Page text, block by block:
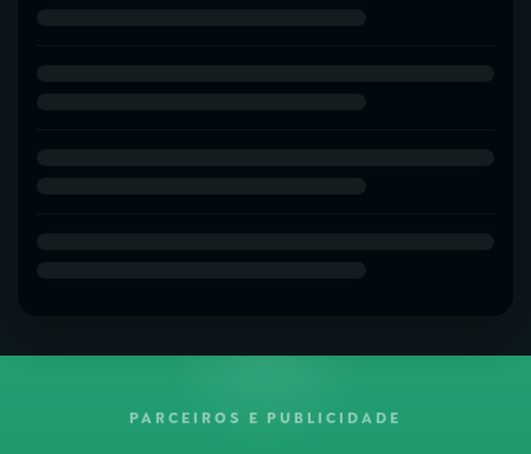
PARCEIROS E PUBLICIDADE